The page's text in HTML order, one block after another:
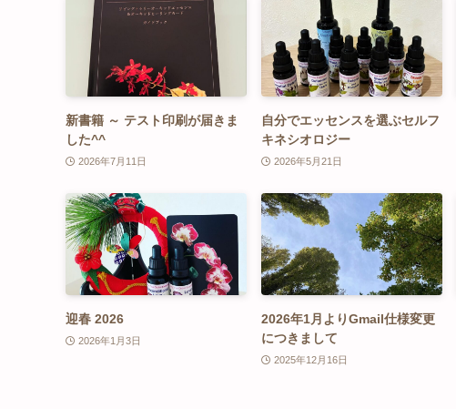
新書籍 ～ テスト印刷が届きま
した^^
2026年7月11日
自分でエッセンスを選ぶセルフ
キネシオロジー
2026年5月21日
迎春 2026
2026年1月3日
2026年1月よりGmail仕様変更
につきまして
2025年12月16日